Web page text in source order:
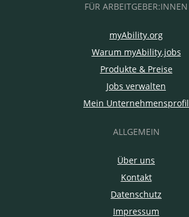
FÜR ARBEITGEBER:INNEN
myAbility.org
Warum myAbility.jobs
Produkte & Preise
Jobs verwalten
Mein Unternehmensprofil
ALLGEMEIN
Über uns
Kontakt
Datenschutz
Impressum